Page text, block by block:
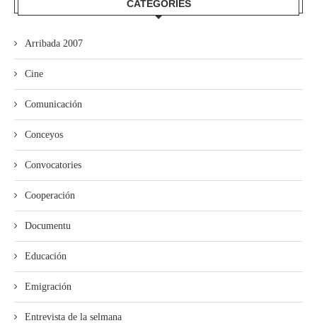
CATEGORÍES
Arribada 2007
Cine
Comunicación
Conceyos
Convocatories
Cooperación
Documentu
Educación
Emigración
Entrevista de la selmana